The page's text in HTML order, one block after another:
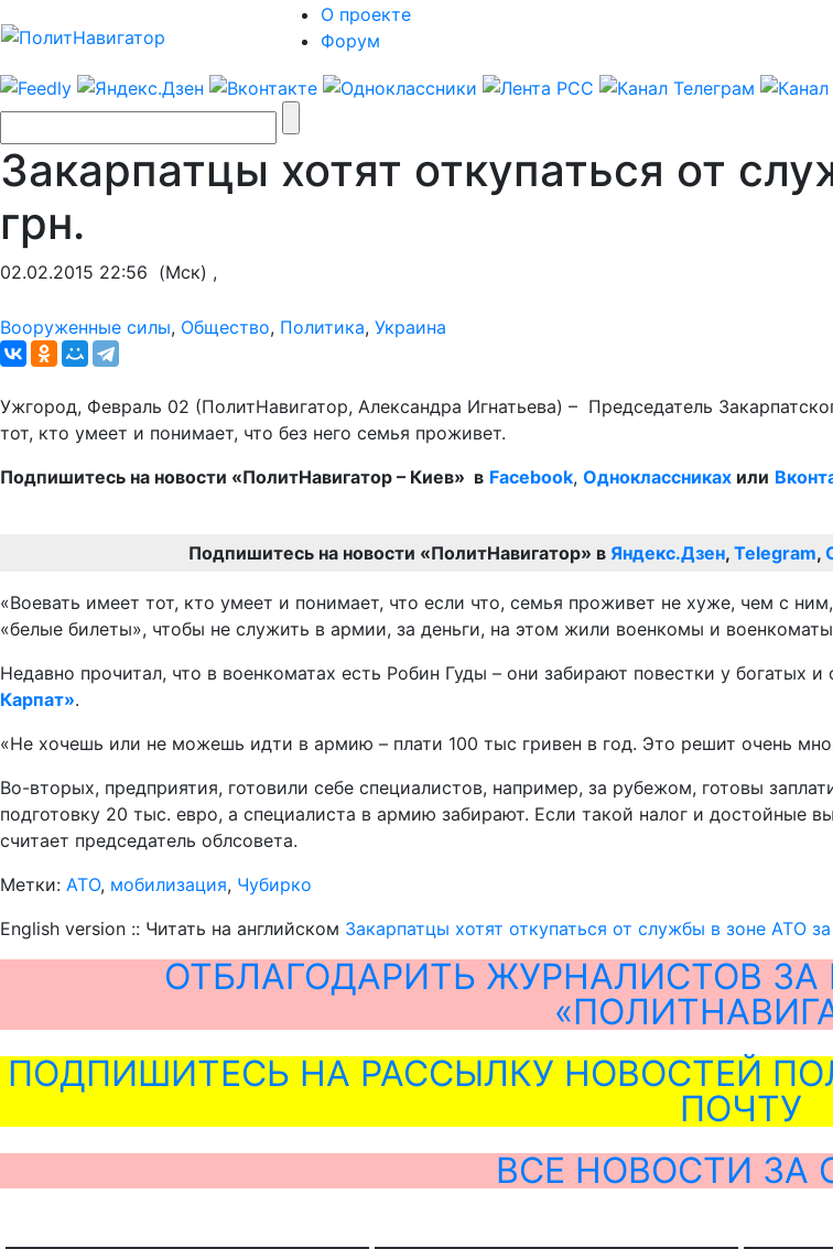
О проекте
Форум
Закарпатцы хотят откупаться от
грн.
02.02.2015 22:56 (Мск) ,
Вооруженные силы, Общество, Политика, Украина
Ужгород, Февраль 02 (ПолитНавигатор, Александра Игнатьева) – Председатель
тот, кто умеет и понимает, что без него семья проживет.
Подпишитесь на новости «ПолитНавигатор – Киев» в Facebook, Одноклассниках или
Подпишитесь на новости «ПолитНавигатор» в Яндекс.Дзен, Telegram,
«Воевать имеет тот, кто умеет и понимает, что если что, семья проживет не хуже, чем с
«белые билеты», чтобы не служить в армии, за деньги, на этом жили военкомы и
Недавно прочитал, что в военкоматах есть Робин Гуды – они забирают повестки у богатых
Карпат».
«Не хочешь или не можешь идти в армию – плати 100 тыс гривен в год. Это решит очень
Во-вторых, предприятия, готовили себе специалистов, например, за рубежом, готовы
подготовку 20 тыс. евро, а специалиста в армию забирают. Если такой налог и достойные
считает председатель облсовета.
Метки: АТО, мобилизация, Чубирко
English version :: Читать на английском Закарпатцы хотят откупаться от службы в зоне АТО
ОТБЛАГОДАРИТЬ ЖУРНАЛИСТОВ
ПОДПИШИТЕСЬ НА РАССЫЛКУ НОВОСТЕЙ
ПОЧТУ
ВСЕ НОВОСТИ ЗА